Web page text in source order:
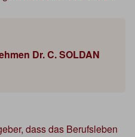
Dr. C. SOLDAN
dass das Berufsleben